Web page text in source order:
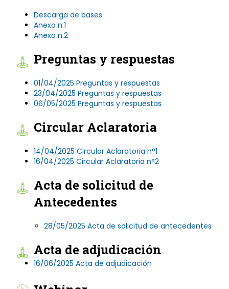
Descarga de bases
Anexo n.1
Anexo n.2
Preguntas y respuestas
01/04/2025 Preguntas y respuestas
23/04/2025 Preguntas y respuestas
06/05/2025 Preguntas y respuestas
Circular Aclaratoria
14/04/2025 Circular Aclaratoria n°1
16/04/2025 Circular Aclaratoria n°2
Acta de solicitud de
Antecedentes
28/05/2025 Acta de solicitud de antecedentes
Acta de adjudicación
16/06/2025 Acta de adjudicación